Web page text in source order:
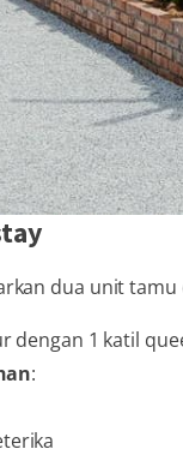
dua unit
dengan 1 katil
: